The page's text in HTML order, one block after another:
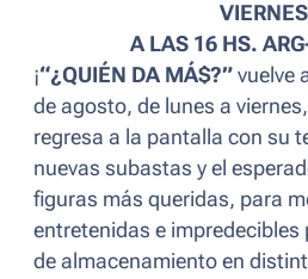
A LAS 16 HS.
¡“¿QUIÉN DA MÁ$?” vuelve
de agosto, de lunes a
regresa a la pantalla con su
nuevas subastas y el
figuras más queridas, para
entretenidas e impredecibles
de almacenamiento en